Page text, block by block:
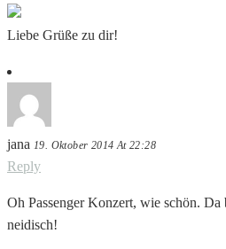
Liebe Grüße zu dir!
jana 19. Oktober 2014 At 22:28
Reply
Oh Passenger Konzert, wie schön.
neidisch!